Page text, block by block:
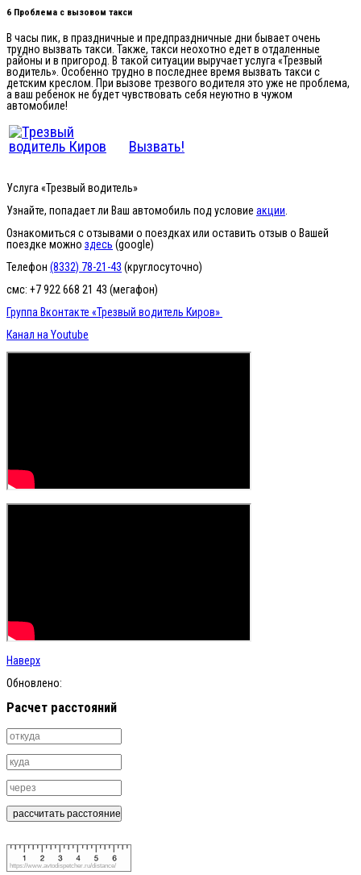
6 Проблема с вызовом такси
В часы пик, в праздничные и предпраздничные дни бывает очень
трудно вызвать такси. Также, такси неохотно едет в отдаленные
районы и в пригород. В такой ситуации выручает услуга «Трезвый
водитель». Особенно трудно в последнее время вызвать такси с
детским креслом. При вызове трезвого водителя это уже не проблема,
а ваш ребенок не будет чувствовать себя неуютно в чужом
автомобиле!
Вызвать!
Услуга «Трезвый водитель»
Узнайте, попадает ли Ваш автомобиль под условие акции
Ознакомиться с отзывами о поездках или оставить отзыв о Вашей
поездке можно здесь (google)
Телефон (8332) 78-21-43 (круглосуточно)
смс: +7 922 668 21 43 (мегафон)
Группа Вконтакте «Трезвый водитель Киров»
Канал на Youtube
Наверх
Обновлено:
Расчет расстояний
https://www.avtodispetcher.ru/distance/